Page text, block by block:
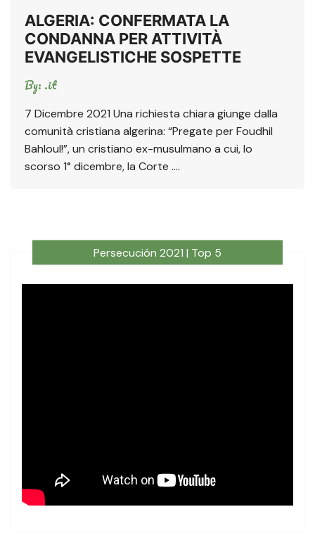
ALGERIA: CONFERMATA LA
CONDANNA PER ATTIVITÀ
EVANGELISTICHE SOSPETTE
By: .it
7 Dicembre 2021 Una richiesta chiara giunge dalla
comunità cristiana algerina: “Pregate per Foudhil
Bahloul!”, un cristiano ex-musulmano a cui, lo
scorso 1° dicembre, la Corte ….
Persecución 2021 | Top 5